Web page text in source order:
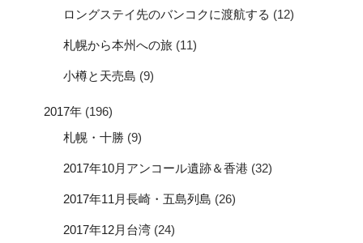
ロングステイ先のバンコクに渡航する (12)
札幌から本州への旅 (11)
小樽と天売島 (9)
2017年 (196)
札幌・十勝 (9)
2017年10月アンコール遺跡＆香港 (32)
2017年11月長崎・五島列島 (26)
2017年12月台湾 (24)